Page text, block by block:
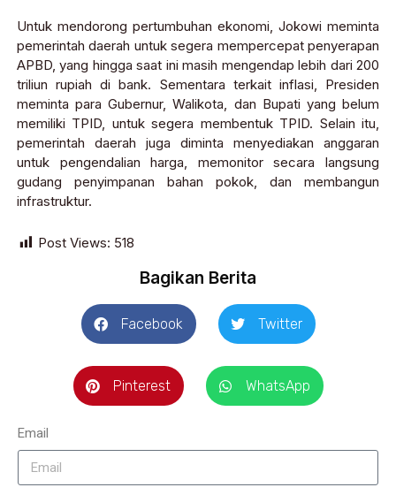
Untuk mendorong pertumbuhan ekonomi, Jokowi meminta
pemerintah daerah untuk segera mempercepat penyerapan
APBD, yang hingga saat ini masih mengendap lebih dari 200
triliun rupiah di bank. Sementara terkait inflasi, Presiden
meminta para Gubernur, Walikota, dan Bupati yang belum
memiliki TPID, untuk segera membentuk TPID. Selain itu,
pemerintah daerah juga diminta menyediakan anggaran
untuk pengendalian harga, memonitor secara langsung
gudang penyimpanan bahan pokok, dan membangun
infrastruktur.
Post Views: 518
Bagikan Berita
Facebook Twitter
Pinterest WhatsApp
Email